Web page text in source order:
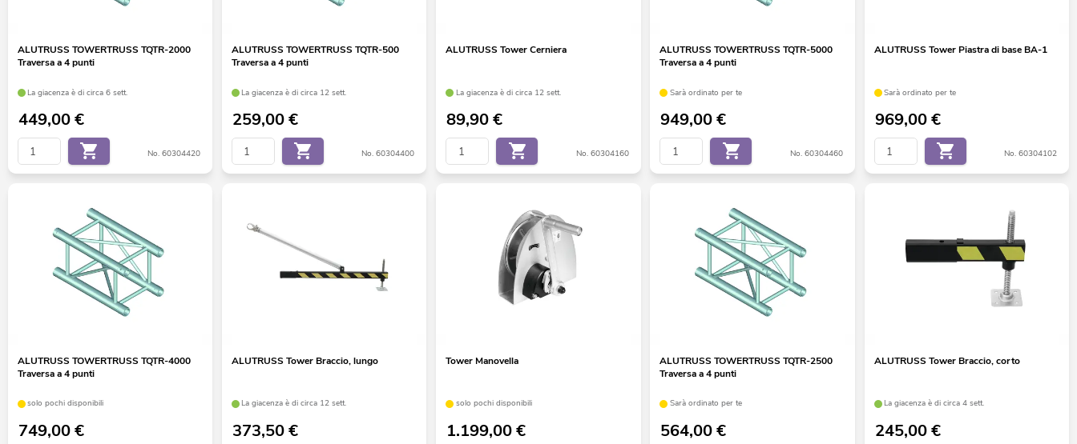
ALUTRUSS TOWERTRUSS TQTR-2000
Traversa a 4 punti
La giacenza è di circa 6 sett.
449,00€
No. 60304420
ALUTRUSS TOWERTRUSS TQTR-500
Traversa a 4 punti
La giacenza è di circa 12 sett.
259,00€
No. 60304400
ALUTRUSS Tower Cerniera
La giacenza è di circa 12 sett.
89,90€
No. 60304160
ALUTRUSS TOWERTRUSS TQTR-5000
Traversa a 4 punti
Sarà ordinato per te
949,00€
No. 60304460
ALUTRUSS Tower Piastra di base BA-1
Sarà ordinato per te
969,00€
No. 60304102
ALUTRUSS TOWERTRUSS TQTR-4000
Traversa a 4 punti
solo pochi disponibili
749,00€
ALUTRUSS Tower Braccio, lungo
La giacenza è di circa 12 sett.
373,50€
Tower Manovella
solo pochi disponibili
1.199,00€
ALUTRUSS TOWERTRUSS TQTR-2500
Traversa a 4 punti
Sarà ordinato per te
564,00€
ALUTRUSS Tower Braccio, corto
La giacenza è di circa 4 sett.
245,00€